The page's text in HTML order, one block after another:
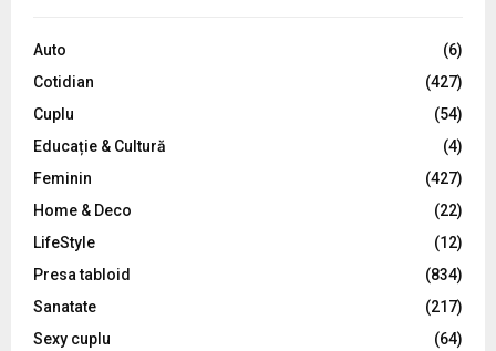
o
:
C
Auto
(6)
Cotidian
(427)
Cuplu
(54)
Educație & Cultură
(4)
Feminin
(427)
Home & Deco
(22)
LifeStyle
(12)
Presa tabloid
(834)
Sanatate
(217)
Sexy cuplu
(64)